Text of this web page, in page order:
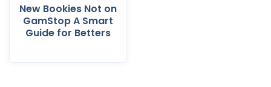
New Bookies Not on
GamStop A Smart
Guide for Betters